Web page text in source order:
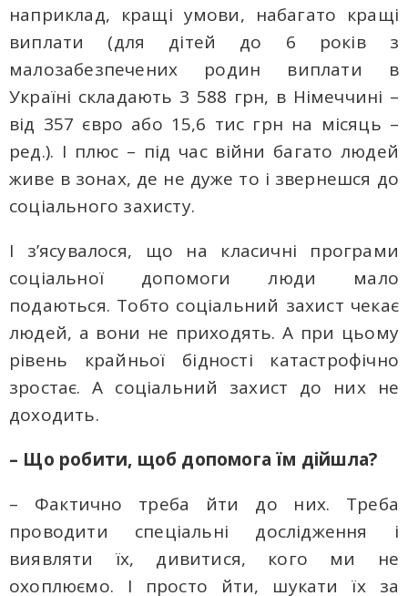
наприклад, кращі умови, набагато кращі
виплати (для дітей до 6 років з
малозабезпечених родин виплати в
Україні складають 3 588 грн, в Німеччині –
від 357 євро або 15,6 тис грн на місяць –
ред.). І плюс – під час війни багато людей
живе в зонах, де не дуже то і звернешся до
соціального захисту.
І з’ясувалося, що на класичні програми
соціальної допомоги люди мало
подаються. Тобто соціальний захист чекає
людей, а вони не приходять. А при цьому
рівень крайньої бідності катастрофічно
зростає. А соціальний захист до них не
доходить.
– Що робити, щоб допомога їм дійшла?
– Фактично треба йти до них. Треба
проводити спеціальні дослідження і
виявляти їх, дивитися, кого ми не
охоплюємо. І просто йти, шукати їх за